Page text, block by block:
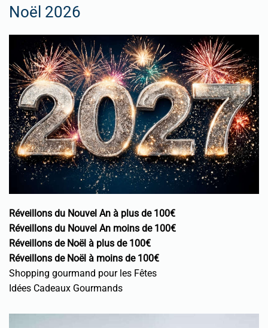
Noël 2026
Réveillons du Nouvel An à plus de 100€
Réveillons du Nouvel An moins de 100€
Réveillons de Noël à plus de 100€
Réveillons de Noël à moins de 100€
Shopping gourmand pour les Fêtes
Idées Cadeaux Gourmands